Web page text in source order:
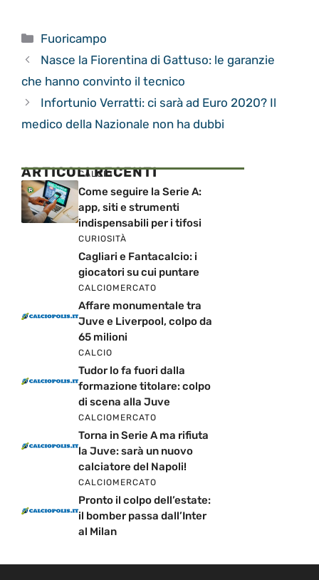
Categorie
Fuoricampo
Nasce la Fiorentina di Gattuso: le garanzie
che hanno convinto il tecnico
Infortunio Verratti: ci sarà ad Euro 2020? Il
medico della Nazionale non ha dubbi
ARTICOLI RECENTI
CALCIO
Come seguire la Serie A:
app, siti e strumenti
indispensabili per i tifosi
CURIOSITÀ
Cagliari e Fantacalcio: i
giocatori su cui puntare
CALCIOMERCATO
Affare monumentale tra
Juve e Liverpool, colpo da
65 milioni
CALCIO
Tudor lo fa fuori dalla
formazione titolare: colpo
di scena alla Juve
CALCIOMERCATO
Torna in Serie A ma rifiuta
la Juve: sarà un nuovo
calciatore del Napoli!
CALCIOMERCATO
Pronto il colpo dell’estate:
il bomber passa dall’Inter
al Milan